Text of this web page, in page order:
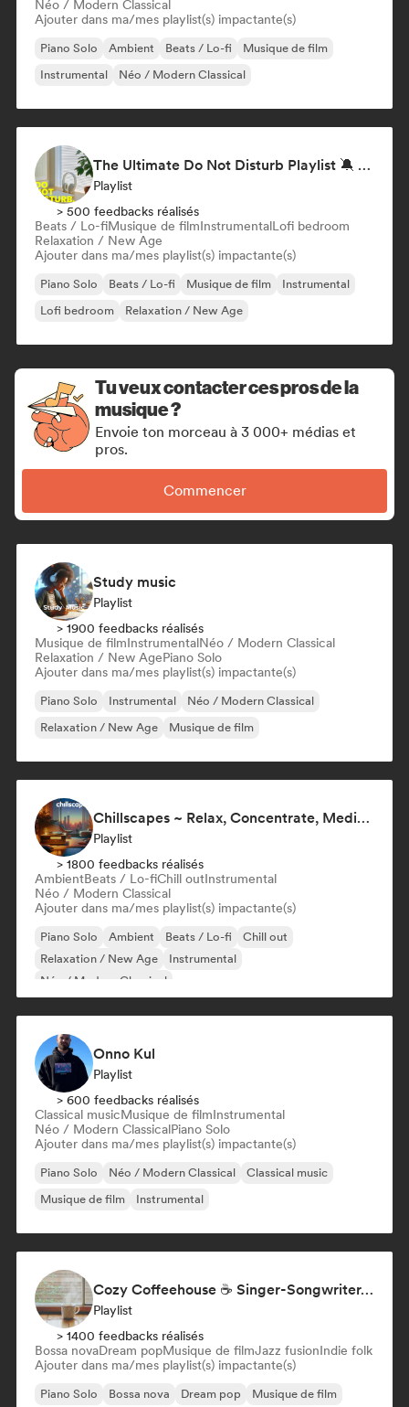
Néo / Modern Classical
Ajouter dans ma/mes playlist(s) impactante(s)
Piano Solo Ambient Beats / Lo-fi
Musique de film
Instrumental
Néo / Modern Classical
The Ultimate Do Not Disturb Playlist 🔕 Neo-Classical & Ambient Piano
Playlist
> 500 feedbacks réalisés
Beats / Lo-fiMusique de filmInstrumentalLofi bedroom
Relaxation / New Age
Ajouter dans ma/mes playlist(s) impactante(s)
Piano Solo Beats / Lo-fi Musique de film
Instrumental
Lofi bedroom
Relaxation / New Age
Tu veux contacter ces pros de la
musique ?
Envoie ton morceau à 3 000+ médias et
pros.
Commencer
Study music
Playlist
> 1900 feedbacks réalisés
Musique de filmInstrumentalNéo / Modern Classical
Relaxation / New AgePiano Solo
Ajouter dans ma/mes playlist(s) impactante(s)
Piano Solo Instrumental
Néo / Modern Classical
Relaxation / New Age
Musique de film
Chillscapes ~ Relax, Concentrate, Meditate, Sleep, Dream
Playlist
> 1800 feedbacks réalisés
AmbientBeats / Lo-fiChill outInstrumental
Néo / Modern Classical
Ajouter dans ma/mes playlist(s) impactante(s)
Piano Solo Ambient Beats / Lo-fi
Chill out
Relaxation / New Age
Instrumental
Néo / Modern Classical
Onno Kul
Playlist
> 600 feedbacks réalisés
Classical musicMusique de filmInstrumental
Néo / Modern ClassicalPiano Solo
Ajouter dans ma/mes playlist(s) impactante(s)
Piano Solo Néo / Modern Classical
Classical music
Musique de film
Instrumental
Cozy Coffeehouse ☕ Singer-Songwriter, Indie Folk & Acoustic
Playlist
> 1400 feedbacks réalisés
Bossa novaDream popMusique de filmJazz fusionIndie folk
Ajouter dans ma/mes playlist(s) impactante(s)
Piano Solo Bossa nova Dream pop
Musique de film